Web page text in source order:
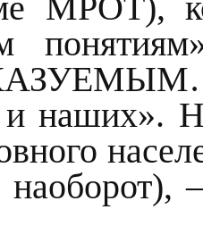
и наших».
наоборот),